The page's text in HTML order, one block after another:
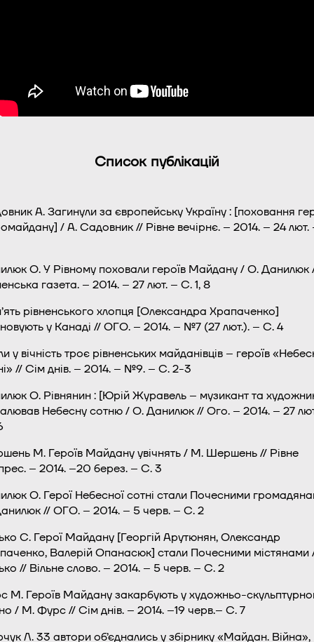
Список публікацій
А. Загинули за європейську Україну : [поховання
/ А. Садовник // Рівне вечірнє. – 2014. – 24
О. У Рівному поховали героїв Майдану / О. Данилюк
газета. – 2014. – 27 лют. – C. 1, 8
рівненського хлопця [Олександра Храпаченко]
у Канаді // ОГО. – 2014. – №7 (27 лют.). – С. 4
у вічність троє рівненських майданівців – героїв
// Сім днів. – 2014. – №9. – С. 2-3
О. Рівнянин : [Юрій Журавель – музикант та
Небесну сотню / О. Данилюк // Ого. – 2014. – 27
М. Героїв Майдану увічнять / М. Шершень // Рівне
– 2014. –20 берез. – С. 3
О. Герої Небесної сотні стали Почесними
// ОГО. – 2014. – 5 черв. – С. 2
С. Герої Майдану [Георгій Арутюнян, Олександр
Валерій Опанасюк] стали Почесними містянами
// Вільне слово. – 2014. – 5 черв. – C. 2
М. Героїв Майдану закарбують у художньо-
/ М. Фурс // Сім днів. – 2014. –19 черв.– С. 7
Л. 33 автори об’єднались у збірнику «Майдан. Війна»,